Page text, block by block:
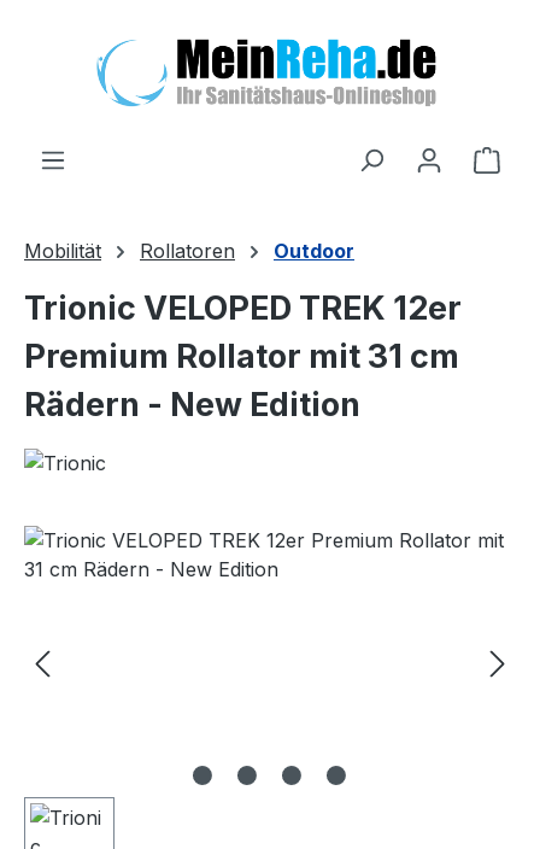
Mobilität Rollatoren Outdoor
Trionic VELOPED TREK 12er
Premium Rollator mit 31 cm
Rädern - New Edition
Bildergalerie überspringen